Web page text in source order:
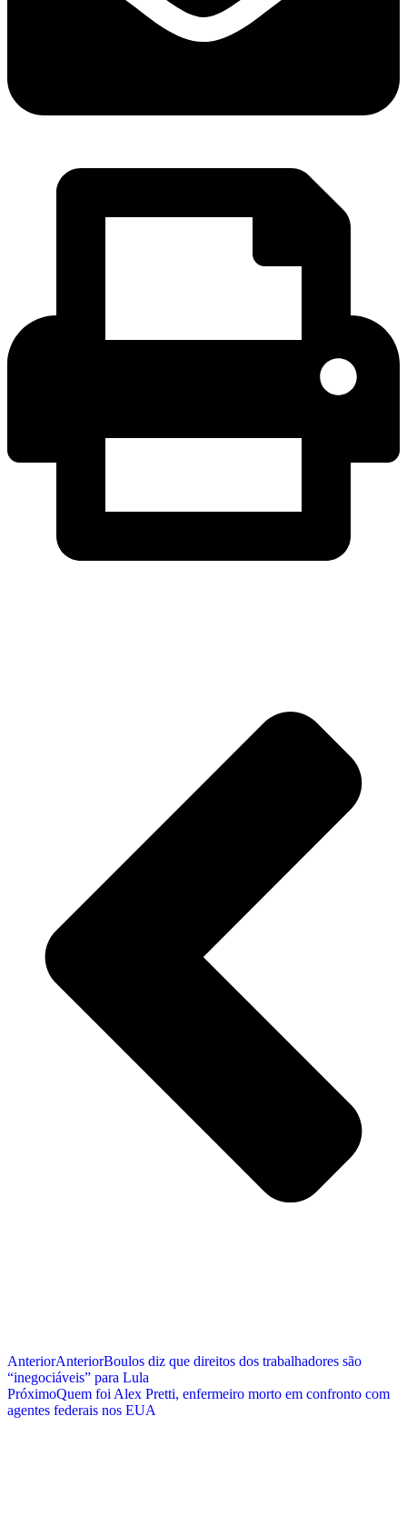
AnteriorAnteriorBoulos diz que direitos dos trabalhadores são
“inegociáveis” para Lula
PróximoQuem foi Alex Pretti, enfermeiro morto em confronto com
agentes federais nos EUA